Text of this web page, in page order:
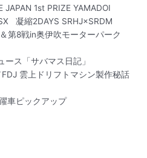
1st PRIZE YAMADOI
凝縮2DAYS SRHJ×SRDM
第8戦in奥伊吹モーターパーク
ス「サバマス日記」
雲上ドリフトマシン製作秘話
車ピックアップ